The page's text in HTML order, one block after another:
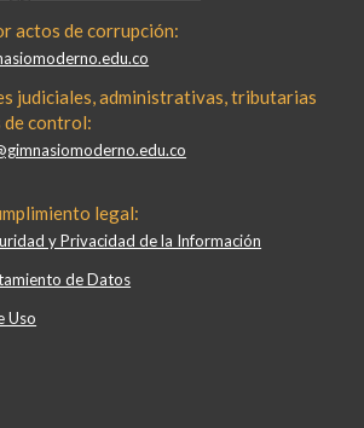
actos de corrupción:
judiciales, administrativas, tributarias
de control:
legal:
y Privacidad de la Información
de Datos
Uso